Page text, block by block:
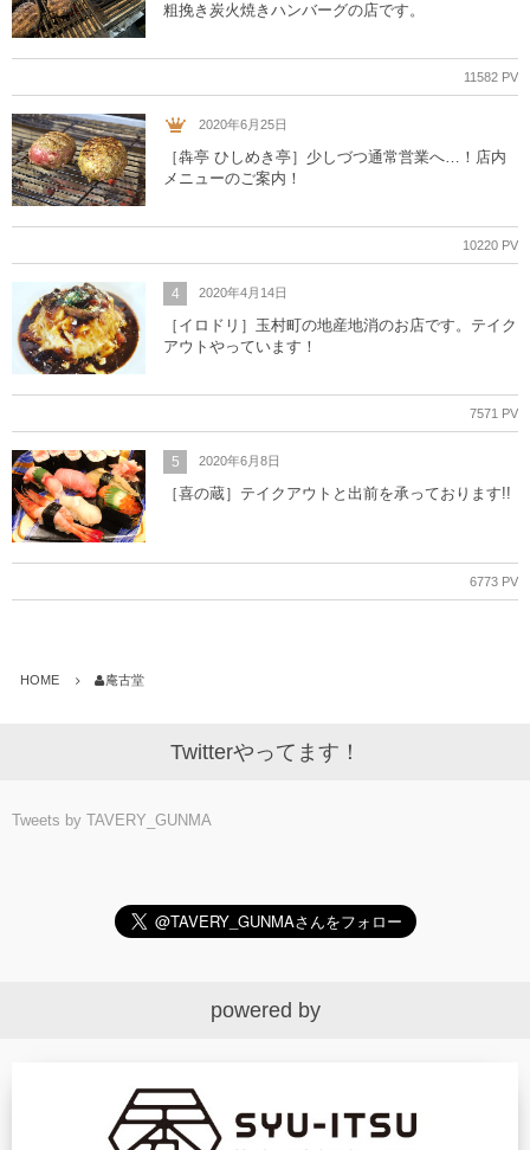
粗挽き炭火焼きハンバーグの店です。
11582 PV
2020年6月25日
［犇亭 ひしめき亭］少しづつ通常営業へ…！店内
メニューのご案内！
10220 PV
4 2020年4月14日
［イロドリ］玉村町の地産地消のお店です。テイク
アウトやっています！
7571 PV
5 2020年6月8日
［喜の蔵］テイクアウトと出前を承っております!!
6773 PV
HOME 庵古堂
Twitterやってます！
Tweets by TAVERY_GUNMA
powered by